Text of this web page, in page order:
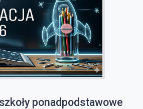
ponadpodstawowe